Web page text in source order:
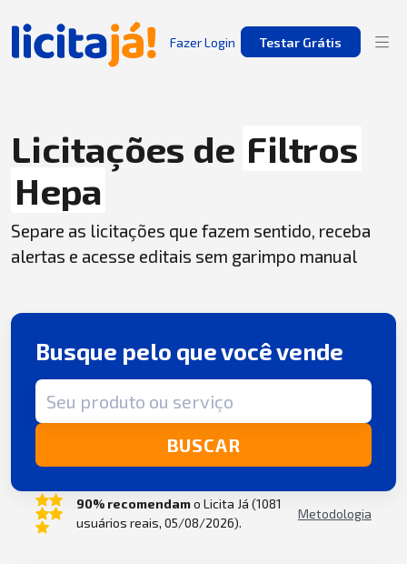
Fazer Login Testar Grátis
Licitações de Filtros
Hepa
Separe as licitações que fazem sentido, receba
alertas e acesse editais sem garimpo manual
Busque pelo que você vende
Termo de busca
BUSCAR
90% recomendamo Licita Já (1081
usuários reais, 05/08/2026).
Metodologia